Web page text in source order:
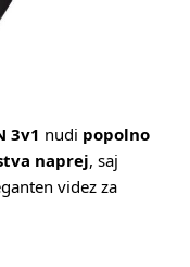
3v1 nudi popolno
naprej, saj
videz za